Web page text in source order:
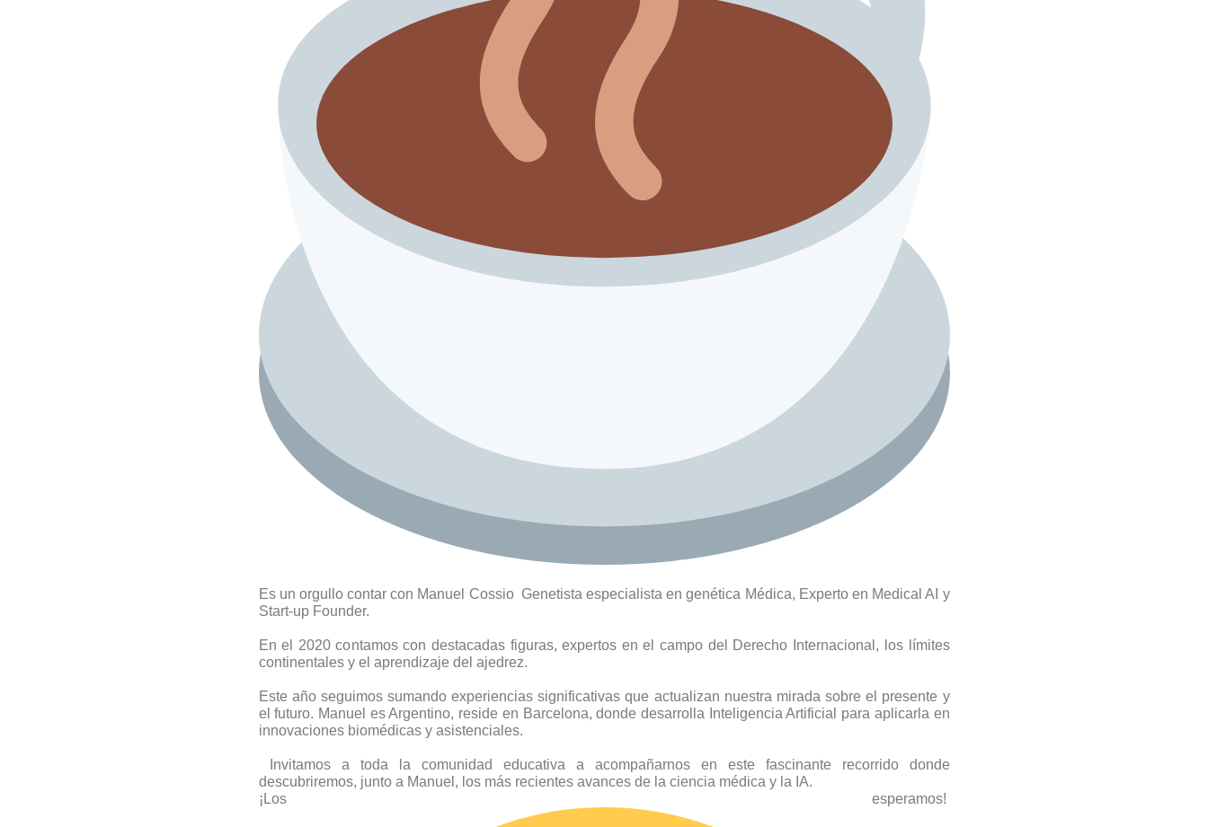
Es un orgullo contar con Manuel Cossio Genetista especialista en genética Médica, Experto en Medical AI y
Start-up Founder.
En el 2020 contamos con destacadas figuras, expertos en el campo del Derecho Internacional, los límites
continentales y el aprendizaje del ajedrez.
Este año seguimos sumando experiencias significativas que actualizan nuestra mirada sobre el presente y
el futuro. Manuel es Argentino, reside en Barcelona, donde desarrolla Inteligencia Artificial para aplicarla en
innovaciones biomédicas y asistenciales.
Invitamos a toda la comunidad educativa a acompañarnos en este fascinante recorrido donde
descubriremos, junto a Manuel, los más recientes avances de la ciencia médica y la IA.
¡Los esperamos!